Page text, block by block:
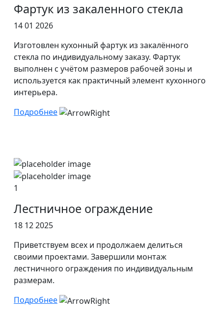
Фартук из закаленного стекла
14 01 2026
Изготовлен кухонный фартук из закалённого
стекла по индивидуальному заказу. Фартук
выполнен с учётом размеров рабочей зоны и
используется как практичный элемент кухонного
интерьера.
Подробнее
1
Лестничное ограждение
18 12 2025
Приветствуем всех и продолжаем делиться
своими проектами. Завершили монтаж
лестничного ограждения по индивидуальным
размерам.
Подробнее